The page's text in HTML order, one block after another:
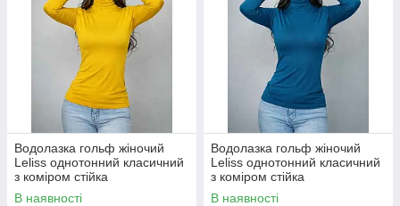
Водолазка гольф жіночий
Leliss однотонний класичний
з коміром стійка
демісезонний віскоза желтый
В наявності
Водолазка гольф жіночий
Leliss однотонний класичний
з коміром стійка
демісезонний віскоза джинс
В наявності